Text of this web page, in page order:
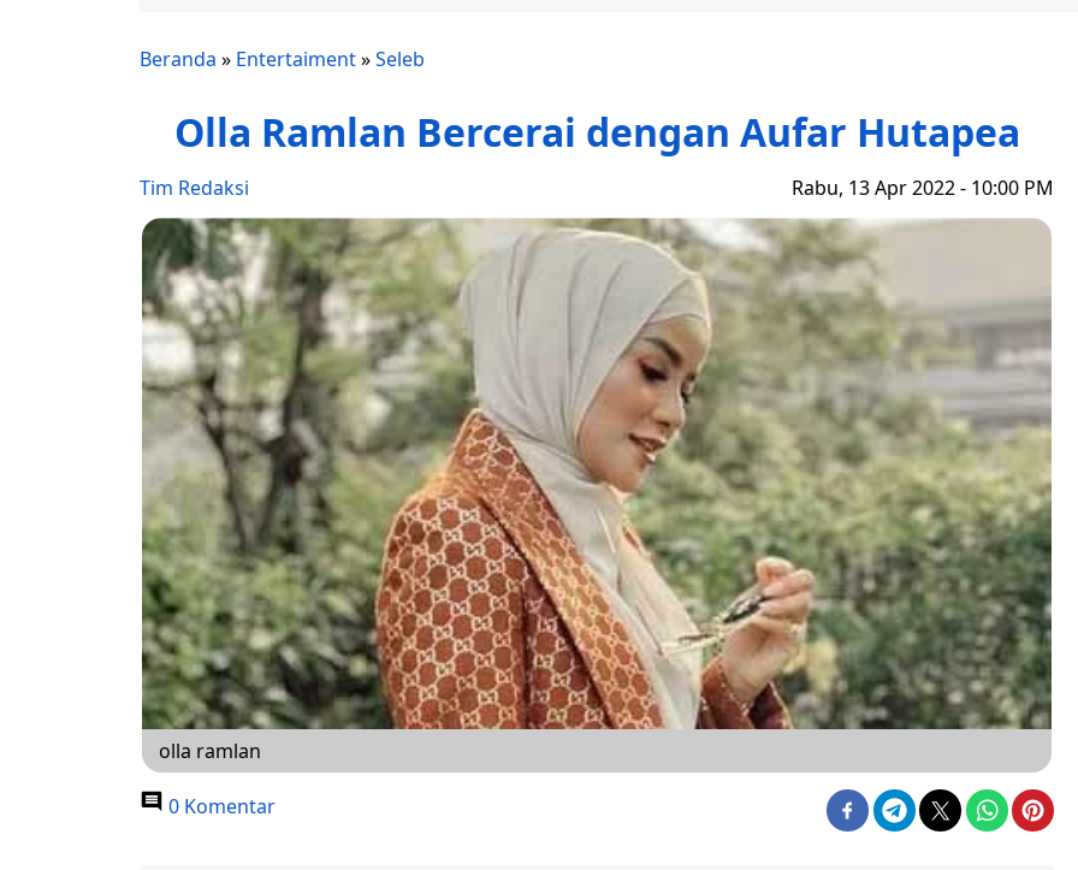
Beranda » Entertaiment»Seleb
Olla Ramlan Bercerai dengan Aufar Hutapea
Tim Redaksi Rabu, 13 Apr 2022 - 10:00 PM
olla ramlan
0 Komentar